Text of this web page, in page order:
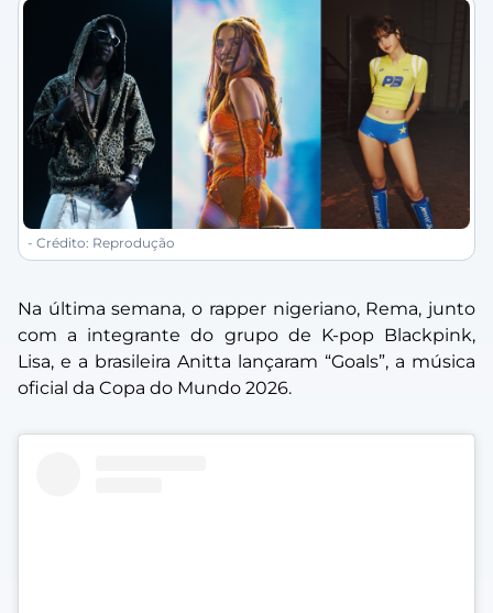
- Crédito: Reprodução
Na última semana, o rapper nigeriano, Rema, junto
com a integrante do grupo de K-pop Blackpink,
Lisa, e a brasileira Anitta lançaram “Goals”, a música
oficial da Copa do Mundo 2026.